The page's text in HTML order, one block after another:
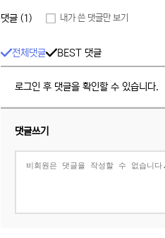
댓글 (1) 내가 쓴 댓글만 보기
전체댓글 BEST 댓글
로그인 후 댓글을 확인할 수 있습니다.
댓글쓰기